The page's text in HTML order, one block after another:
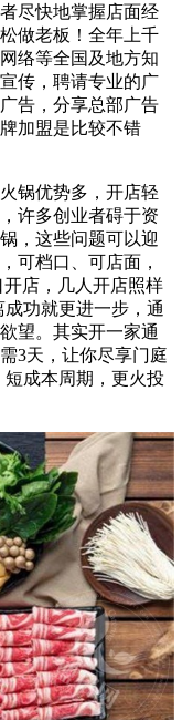
尽快地掌握店面经
做老板！全年上千
络等全国及地方知
传，聘请专业的广
告，分享总部广告
加盟是比较不错
锅优势多，开店轻
许多创业者碍于资
，这些问题可以迎
可档口、可店面，
店，几人开店照样
功就更进一步，通
望。其实开一家通
3天，让你尽享门庭
成本周期，更火投